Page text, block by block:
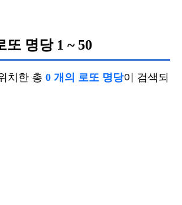
또 명당1 ~ 50
치한 총 0 개의 로또 명당이 검색되